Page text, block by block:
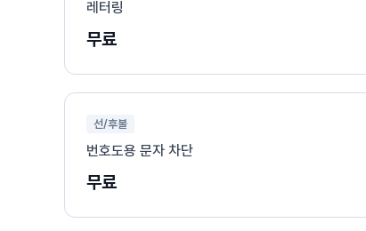
레터링
무료
선/후불
번호도용 문자 차단
무료